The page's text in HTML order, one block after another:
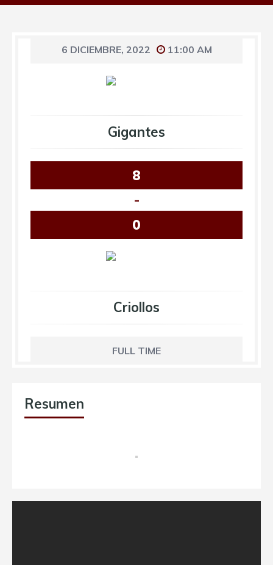
6 DICIEMBRE, 2022 11:00 AM
Gigantes
8
-
0
Criollos
FULL TIME
Resumen